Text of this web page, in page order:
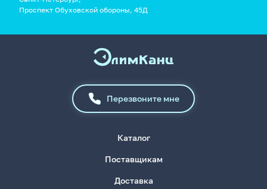
Проспект Обуховской обороны, 45Д
Перезвоните мне
Каталог
Поставщикам
Доставка